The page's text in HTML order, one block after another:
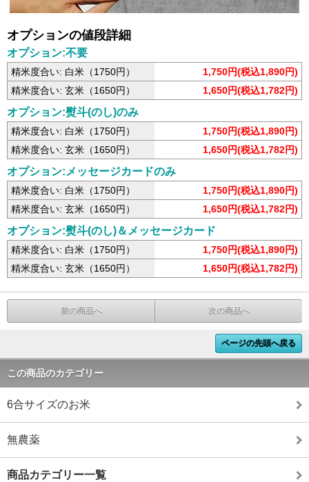
オプションの値段詳細
オプション:不要
精米度合い: 白米（1750円）
1,750円(税込1,890円)
精米度合い: 玄米（1650円）
1,650円(税込1,782円)
オプション:熨斗(のし)のみ
精米度合い: 白米（1750円）
1,750円(税込1,890円)
精米度合い: 玄米（1650円）
1,650円(税込1,782円)
オプション:メッセージカードのみ
精米度合い: 白米（1750円）
1,750円(税込1,890円)
精米度合い: 玄米（1650円）
1,650円(税込1,782円)
オプション:熨斗(のし)＆メッセージカード
精米度合い: 白米（1750円）
1,750円(税込1,890円)
精米度合い: 玄米（1650円）
1,650円(税込1,782円)
前の商品へ 次の商品へ
ページの先頭へ戻る
この商品のカテゴリー
6合サイズのお米
無農薬
商品カテゴリー一覧